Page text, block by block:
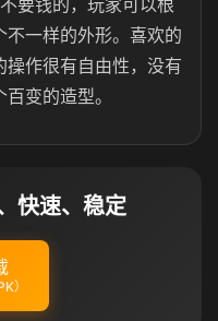
要钱的，玩家可以根
一样的外形。喜欢的
作很有自由性，没有
变的造型。
快速、稳定
）